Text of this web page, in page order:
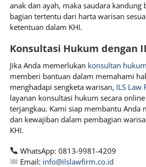
anak dan ayah, maka saudara kandung
bagian tertentu dari harta warisan
ketentuan dalam KHI.
Konsultasi Hukum dengan
Jika Anda memerlukan konsultan hukum
memberi bantuan dalam memahami
menghadapi sengketa warisan, ILS Law
layanan konsultasi hukum secara
terjangkau. Kami siap membantu Anda
dan kewajiban dalam pembagian
KHI.
WhatsApp: 0813-9981-4209
Email: info@ilslawfirm.co.id